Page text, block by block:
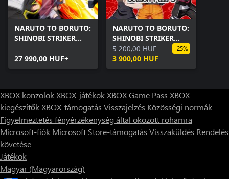
NARUTO TO BORUTO:
SHINOBI STRIKER
27 990,00 HUF+
NARUTO TO BORUTO:
SHINOBI STRIKER
Season Pass 3
5 200,00 HUF
3 900,00 HUF
-25%
XBOX konzolokXBOX-játékokXBOX Game Pass XBOX-
kiegészítőkXBOX-támogatás Visszajelzés Közösségi normák
Figyelmeztetés fényérzékenység által okozott rohamra
Microsoft-fiók Microsoft Store-támogatás Visszaküldés Rendelés
követése
Játékok
Magyar (Magyarország)